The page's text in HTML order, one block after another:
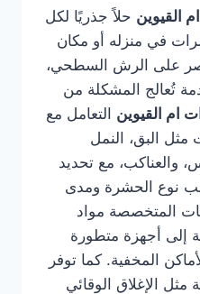
القيوين حلاً جذريًا لكل
في منزله أو مكان
على الرش السطحي،
تُعالج المشكلة من
ام القيوين التعامل مع
البق، النمل
والعناكب، مع تحديد
نوع الحشرة ومدى
المتخصصة مواد
إلى أجهزة متطورة
المخفية. كما توفر
الإغلاق الوقائي